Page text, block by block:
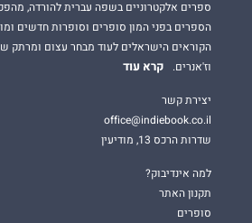
ספרים אלקטרוניים בשפה עברית להורדה,
הספרים בפני המון סופרים וסופרות חדשים
הקוראים הישראלים לעוד מבחר עצום ומרתק
וז'אנרים.
קרא עוד
יצירת קשר
office@indiebook.co.il
שדרות הרכס 13, מודיעין
למה אינדיבוק?
תקנון האתר
סופרים